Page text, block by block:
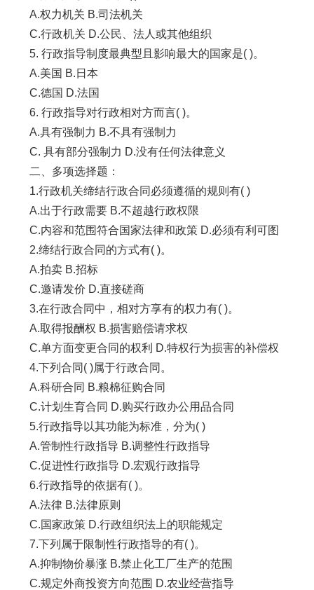
A.权力机关 B.司法机关
C.行政机关 D.公民、法人或其他组织
5. 行政指导制度最典型且影响最大的国家是( )。
A.美国 B.日本
C.德国 D.法国
6. 行政指导对行政相对方而言( )。
A.具有强制力 B.不具有强制力
C. 具有部分强制力 D.没有任何法律意义
二、多项选择题：
1.行政机关缔结行政合同必须遵循的规则有( )
A.出于行政需要 B.不超越行政权限
C.内容和范围符合国家法律和政策 D.必须有利可图
2.缔结行政合同的方式有( )。
A.拍卖 B.招标
C.邀请发价 D.直接磋商
3.在行政合同中，相对方享有的权力有( )。
A.取得报酬权 B.损害赔偿请求权
C.单方面变更合同的权利 D.特权行为损害的补偿权
4.下列合同( )属于行政合同。
A.科研合同 B.粮棉征购合同
C.计划生育合同 D.购买行政办公用品合同
5.行政指导以其功能为标准，分为( )
A.管制性行政指导 B.调整性行政指导
C.促进性行政指导 D.宏观行政指导
6.行政指导的依据有( )。
A.法律 B.法律原则
C.国家政策 D.行政组织法上的职能规定
7.下列属于限制性行政指导的有( )。
A.抑制物价暴涨 B.禁止化工厂生产的范围
C.规定外商投资方向范围 D.农业经营指导